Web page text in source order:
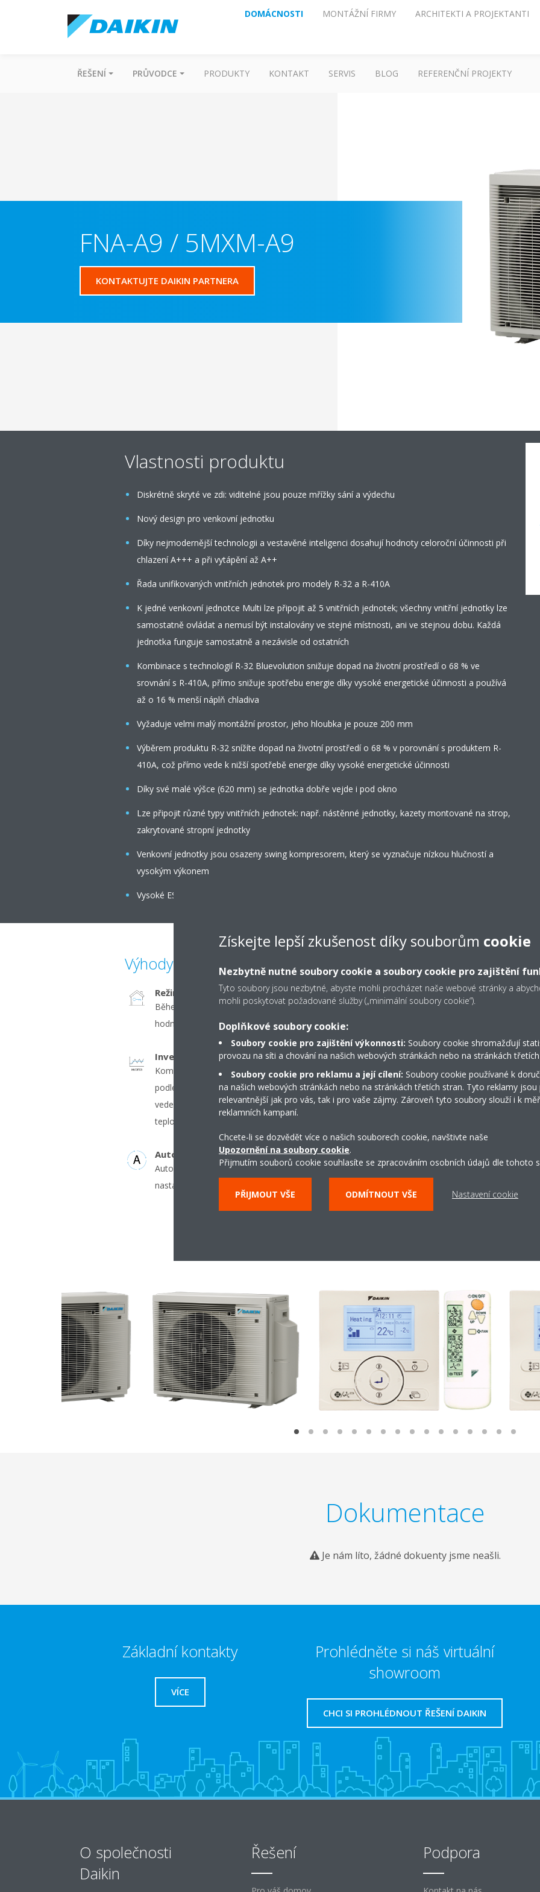
DOMÁCNOSTI MONTÁŽNÍ FIRMY ARCHITEKTI A PROJEKTANTI
ŘEŠENÍ PRŮVODCE PRODUKTY KONTAKT SERVIS BLOG REFERENČNÍ PROJEKTY
FNA-A9 / 5MXM-A9
KONTAKTUJTE DAIKIN PARTNERA
Vlastnosti produktu
Diskrétně skryté ve zdi: viditelné jsou pouze mřížky sání a výdechu
Nový design pro venkovní jednotku
Díky nejmodernější technologii a vestavěné inteligenci dosahují hodnoty celoroční účinnosti při
chlazení A+++ a při vytápění až A++
Řada unifikovaných vnitřních jednotek pro modely R-32 a R-410A
K jedné venkovní jednotce Multi lze připojit až 5 vnitřních jednotek; všechny vnitřní jednotky lze
samostatně ovládat a nemusí být instalovány ve stejné místnosti, ani ve stejnou dobu. Každá
jednotka funguje samostatně a nezávisle od ostatních
Kombinace s technologií R-32 Bluevolution snižuje dopad na životní prostředí o 68 % ve
srovnání s R-410A, přímo snižuje spotřebu energie díky vysoké energetické účinnosti a používá
až o 16 % menší náplň chladiva
Vyžaduje velmi malý montážní prostor, jeho hloubka je pouze 200 mm
Výběrem produktu R-32 snížíte dopad na životní prostředí o 68 % v porovnání s produktem R-
410A, což přímo vede k nižší spotřebě energie díky vysoké energetické účinnosti
Díky své malé výšce (620 mm) se jednotka dobře vejde i pod okno
Lze připojit různé typy vnitřních jednotek: např. nástěnné jednotky, kazety montované na strop,
zakrytované stropní jednotky
Venkovní jednotky jsou osazeny swing kompresorem, který se vyznačuje nízkou hlučností a
vysokým výkonem
Vysoké ESP umožňuje flexibilní instalaci
Výhody
Režim nepřítomnosti osob
Během nepřítomnosti udržuje vnitřní teplotu na určité
hodnotě, čímž šetří energii.
Aplikace Onecta
S pomocí chytrého
Invertor
Kompresory řízené invertorem upravují otáčky kompresoru
podle skutečné potřeby. Menší počet rozběhů a zastavení
vede k nižší spotřebě energie (až 30 %) a stabilnějším
teplotám.
Pouze ventilátor
Jednotku lze používat
bez chlazení nebo
Automatický přechod chlazení-vytápění
Automaticky vybírá režim chlazení nebo vytápění pro dosažení
nastavené teploty.
Umožňuje vybrat až
Dokumentace
Je nám líto, žádné dokuenty jsme neašli.
Základní kontakty
VÍCE
Prohlédněte si náš virtuální
showroom
CHCI SI PROHLÉDNOUT ŘEŠENÍ DAIKIN
O společnosti
Daikin
Řešení Podpora
Získejte lepší zkušenost díky souborům cookie
Nezbytně nutné soubory cookie a soubory cookie pro zajištění
Tyto soubory jsou nezbytné, abyste mohli procházet naše webové stránky a
mohli poskytovat požadované služby („minimální soubory cookie“).
Doplňkové soubory cookie:
Soubory cookie pro zajištění výkonnosti: Soubory cookie shromažďují
provozu na síti a chování na našich webových stránkách nebo na stránkách
Soubory cookie pro reklamu a její cílení: Soubory cookie používané k
na našich webových stránkách nebo na stránkách třetích stran. Tyto reklamy jsou
relevantnější jak pro vás, tak i pro vaše zájmy. Zároveň tyto soubory slouží i k
reklamních kampaní.
Chcete-li se dozvědět více o našich souborech cookie, navštivte naše
Upozornění na soubory cookie.
Přijmutím souborů cookie souhlasíte se zpracováním osobních údajů dle tohoto
PŘIJMOUT VŠE ODMÍTNOUT VŠE Nastavení cookie